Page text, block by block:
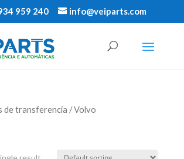
959 240 info@veiparts.com
de transferencia / Volvo